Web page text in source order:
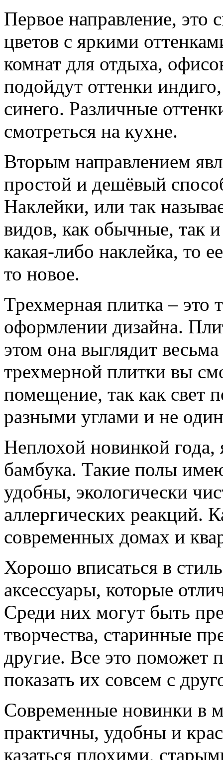
Первое направление, это
цветов с яркими
комнат для отдыха,
подойдут оттенки
синего. Различные
смотреться на кухне.
Вторым направлением
простой и дешёвый
Наклейки, или так
видов, как обычные, так
какая-либо наклейка, то
то новое.
Трехмерная плитка – это
оформлении дизайна.
этом она выглядит
трехмерной плитки вы
помещение, так как свет
разными углами и не
Неплохой новинкой
бамбука. Такие полы
удобны, экологически
аллергических реакций.
современных домах и
Хорошо вписаться в
аксессуары, которые
Среди них могут быть
творчества, старинные
другие. Все это поможет
показать их совсем с
Современные новинки в
практичны, удобны и
казаться плохими,